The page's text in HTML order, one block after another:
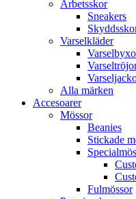
Arbetsskor
Sneakers
Varselkläder
Alla märken
Accesoarer
Mössor
Beanies
Stickade
Fulmössor